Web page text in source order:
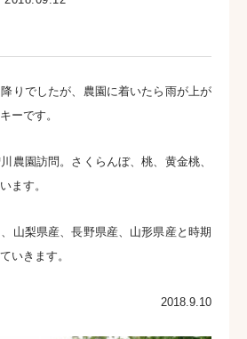
りでしたが、農園に着いたら雨が上が
ーです。
農園訪問。さくらんぼ、桃、黄金桃、
ます。
山梨県産、長野県産、山形県産と時期
いきます。
2018.9.10